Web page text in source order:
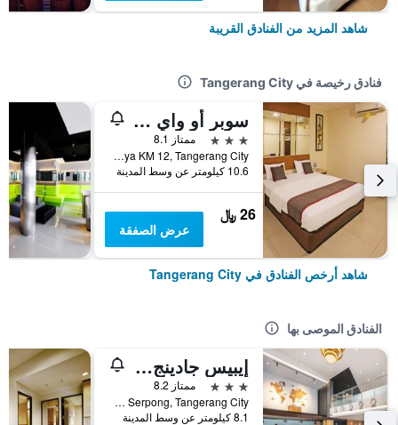
شاهد المزيد من الفنادق القريبة
فنادق رخيصة في Tangerang City
سوبر أو واي و ون هاوس أوك هوتل فيدوسيا سيربونج
3 نجوم
ممتاز 8.1
Jl. Serpong Raya KM 12, Tangerang City, إندونيسيا
10.6 كيلومتر عن وسط المدينة
26 ﷼
عرض الصفقة
شاهد أرخص الفنادق في Tangerang City
الفنادق الموصى بها
إيبيس جادينج سيربونج
3 نجوم
ممتاز 8.2
Block M 5 No 19 Jalan Boulevard Gading Serpong, Tangerang City, إندونيسيا
8.1 كيلومتر عن وسط المدينة